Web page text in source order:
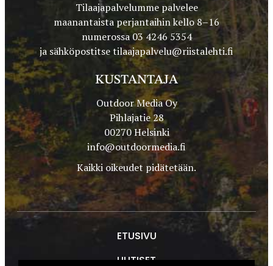
Tilaajapalvelumme palvelee
maanantaista perjantaihin kello 8–16
numerossa 03 4246 5354
ja sähköpostitsetilaajapalvelu@riistalehti.fi
KUSTANTAJA
Outdoor Media Oy
Pihlajatie 28
00270 Helsinki
info@outdoormedia.fi
Kaikki oikeudet pidätetään.
ETUSIVU
UUTISET